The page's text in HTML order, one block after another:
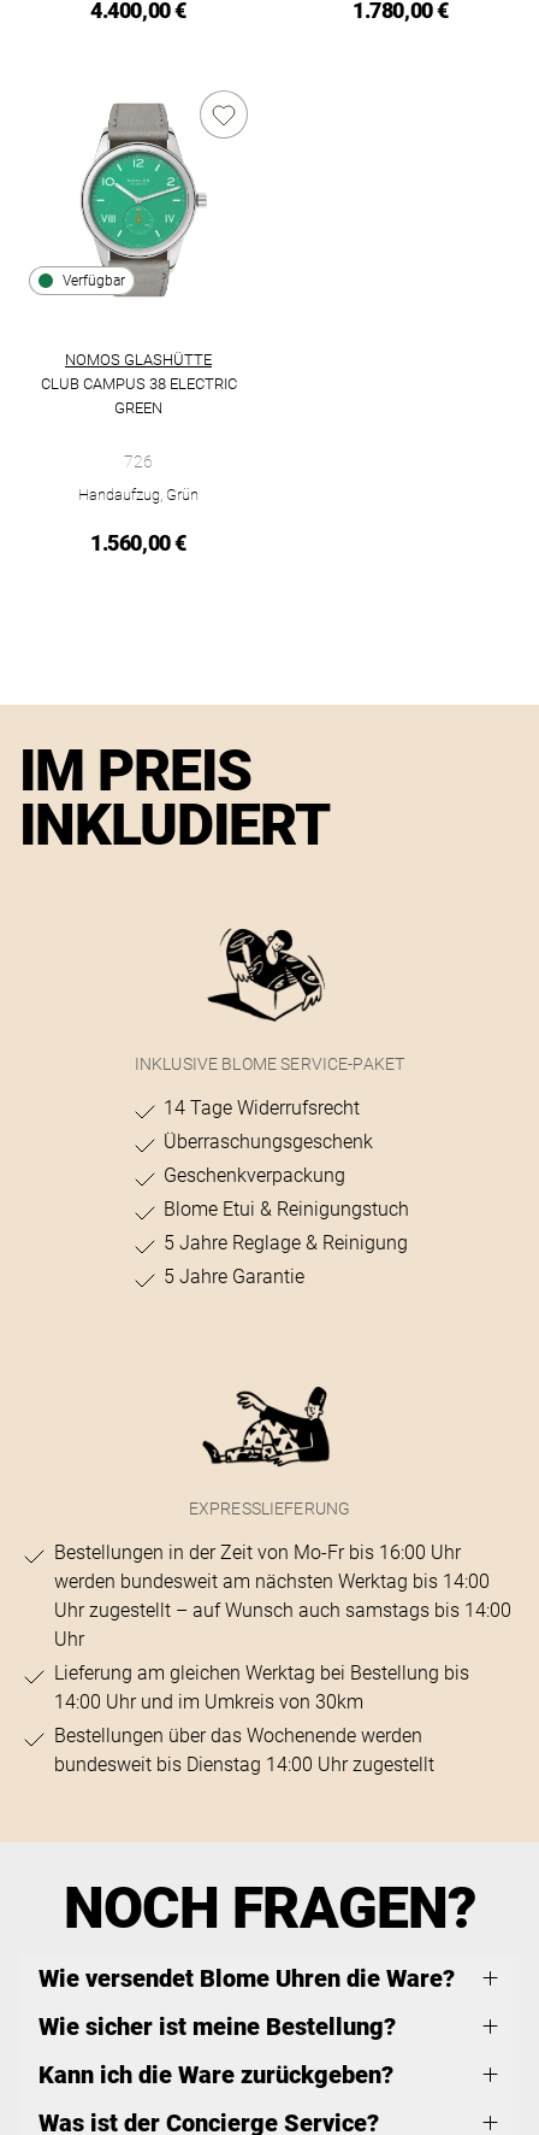
4.400,00 € 1.780,00 €
Verfügbar
NOMOS GLASHÜTTE
CLUB CAMPUS 38 ELECTRIC
GREEN
726
Handaufzug, Grün
1.560,00 €
IM PREIS
INKLUDIERT
INKLUSIVE BLOME SERVICE-PAKET
14 Tage Widerrufsrecht
Überraschungsgeschenk
Geschenkverpackung
Blome Etui & Reinigungstuch
5 Jahre Reglage & Reinigung
5 Jahre Garantie
EXPRESSLIEFERUNG
Bestellungen in der Zeit von Mo-Fr bis 16:00 Uhr
werden bundesweit am nächsten Werktag bis 14:00
Uhr zugestellt – auf Wunsch auch samstags bis 14:00
Uhr
Lieferung am gleichen Werktag bei Bestellung bis
14:00 Uhr und im Umkreis von 30km
Bestellungen über das Wochenende werden
bundesweit bis Dienstag 14:00 Uhr zugestellt
NOCH FRAGEN?
Wie versendet Blome Uhren die Ware?
Wie sicher ist meine Bestellung?
Kann ich die Ware zurückgeben?
Was ist der Concierge Service?